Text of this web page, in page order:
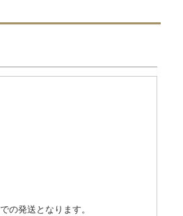
の発送となります。